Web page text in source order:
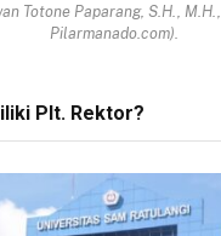
Totone Paparang, S.H.,
Pilarmanado.com).
Plt. Rektor?